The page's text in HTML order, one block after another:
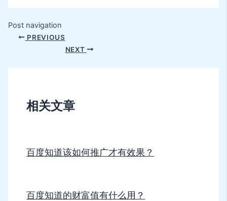
Post navigation
PREVIOUS
NEXT
相关文章
百度知道该如何推广才有效果？
百度知道的财富值有什么用？